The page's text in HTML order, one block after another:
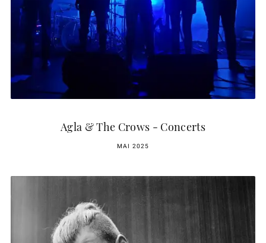
Agla & The Crows - Concerts
MAI 2025